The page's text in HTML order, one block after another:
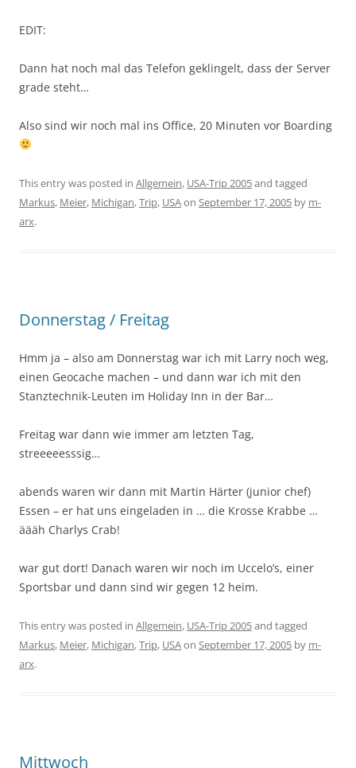
EDIT:
Dann hat noch mal das Telefon geklingelt, dass der Server
grade steht…
Also sind wir noch mal ins Office, 20 Minuten vor Boarding
This entry was posted in Allgemein, USA-Trip 2005and tagged
Markus, Meier, Michigan,Trip, USAon September 17, 2005 by m-
arx.
Donnerstag / Freitag
Hmm ja – also am Donnerstag war ich mit Larry noch weg,
einen Geocache machen – und dann war ich mit den
Stanztechnik-Leuten im Holiday Inn in der Bar…
Freitag war dann wie immer am letzten Tag,
streeeeesssig…
abends waren wir dann mit Martin Härter (junior chef)
Essen – er hat uns eingeladen in … die Krosse Krabbe …
äääh Charlys Crab!
war gut dort! Danach waren wir noch im Uccelo’s, einer
Sportsbar und dann sind wir gegen 12 heim.
This entry was posted in Allgemein, USA-Trip 2005and tagged
Markus, Meier, Michigan,Trip, USAon September 17, 2005 by m-
arx.
Mittwoch